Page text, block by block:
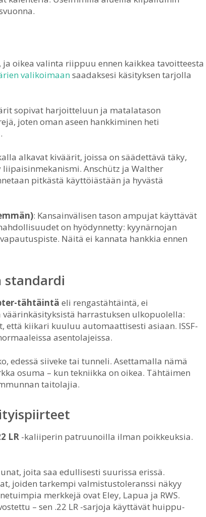
oikea valinta riippuu ennen kaikkea tavoitteesta
valikoimaansaadaksesi käsityksen tarjolla
sopivat harjoitteluun ja matalatason
joten oman aseen hankkiminen heti
alkavat kiväärit, joissa on säädettävä täky,
Anschütz ja Walther
pitkästä käyttöiästään ja hyvästä
: Kansainvälisen tason ampujat käyttävät
on hyödynnetty: kyynärnojan
Näitä ei kannata hankkia ennen
standardi
tähtäintä eli rengastähtäintä, ei
harrastuksen ulkopuolella:
että kiikari kuuluu automaattisesti asiaan. ISSF-
asentolajeissa.
edessä siiveke tai tunneli. Asettamalla nämä
osuma – kun tekniikka on oikea. Tähtäimen
taitolajia.
LR -kaliiperin patruunoilla ilman poikkeuksia.
joita saa edullisesti suurissa erissä.
joiden tarkempi valmistustoleranssi näkyy
merkkejä ovat Eley, Lapua ja RWS.
– sen .22 LR -sarjoja käyttävät huippu-